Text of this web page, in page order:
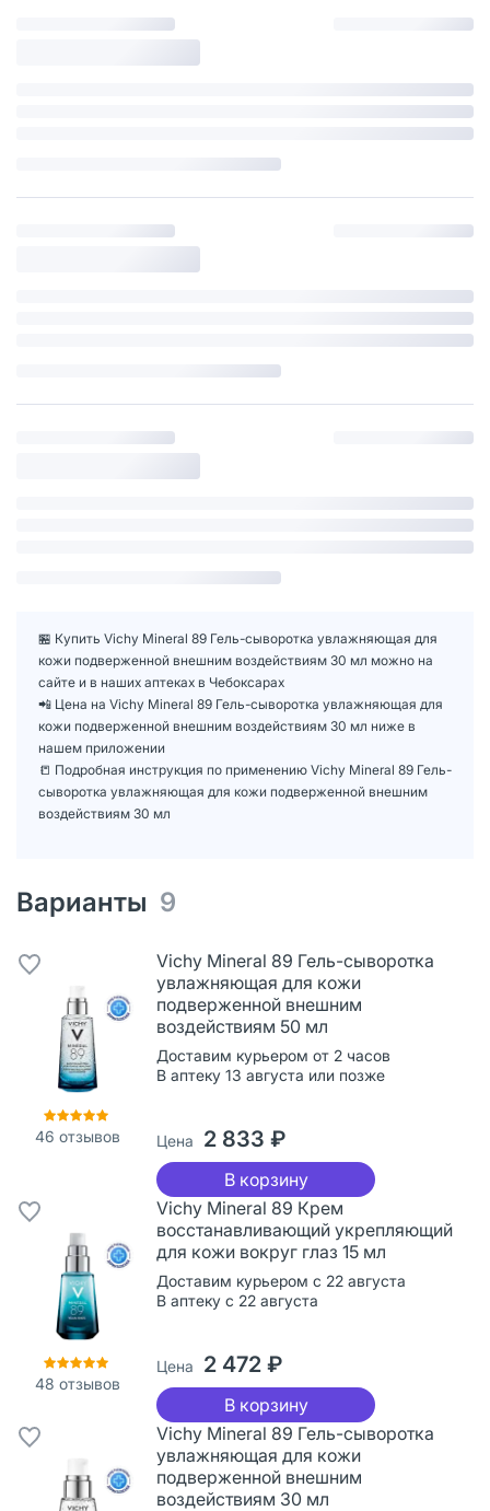
🏪 Купить Vichy Mineral 89 Гель-сыворотка увлажняющая для
кожи подверженной внешним воздействиям 30 мл можно на
сайте и в наших аптеках в Чебоксарах
📲 Цена на Vichy Mineral 89 Гель-сыворотка увлажняющая для
кожи подверженной внешним воздействиям 30 мл ниже в
нашем приложении
📒 Подробная инструкция по применению Vichy Mineral 89 Гель-
сыворотка увлажняющая для кожи подверженной внешним
воздействиям 30 мл
Варианты 9
46 отзывов
Vichy Mineral 89 Гель-сыворотка
увлажняющая для кожи
подверженной внешним
воздействиям 50 мл
Доставим курьером от 2 часов
В аптеку 13 августа или позже
Цена 2 833 ₽
В корзину
48 отзывов
Vichy Mineral 89 Крем
восстанавливающий укрепляющий
для кожи вокруг глаз 15 мл
Доставим курьером с 22 августа
В аптеку с 22 августа
Цена 2 472 ₽
В корзину
Vichy Mineral 89 Гель-сыворотка
увлажняющая для кожи
подверженной внешним
воздействиям 30 мл